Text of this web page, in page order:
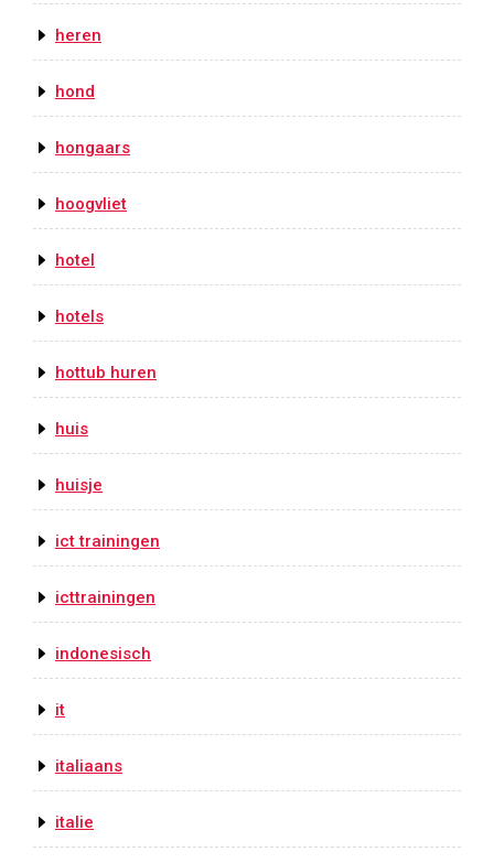
heren
hond
hongaars
hoogvliet
hotel
hotels
hottub huren
huis
huisje
ict trainingen
icttrainingen
indonesisch
it
italiaans
italie